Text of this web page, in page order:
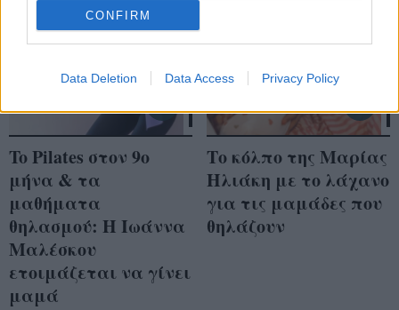
CONFIRM
Data Deletion Data Access Privacy Policy
To Pilates στον 9ο
μήνα & τα
μαθήματα
θηλασμού: Η Ιωάννα
Μαλέσκου
ετοιμάζεται να γίνει
μαμά
Το κόλπο της Μαρίας
Ηλιάκη με το λάχανο
για τις μαμάδες που
θηλάζουν